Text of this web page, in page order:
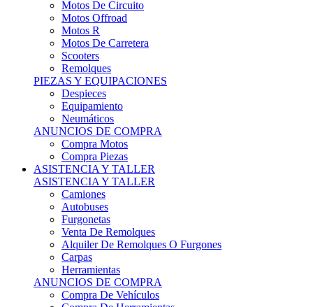
Motos R
Motos De Carretera
Scooters
Remolques
PIEZAS Y EQUIPACIONES
Despieces
Equipamiento
Neumáticos
ANUNCIOS DE COMPRA
Compra Motos
Compra Piezas
ASISTENCIA Y TALLER
ASISTENCIA Y TALLER
Camiones
Autobuses
Furgonetas
Venta De Remolques
Alquiler De Remolques O Furgones
Carpas
Herramientas
ANUNCIOS DE COMPRA
Compra De Vehículos
Compra De Herramientas